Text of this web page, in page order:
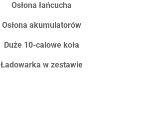
Osłona łańcucha
Osłona akumulatorów
Duże 10-calowe koła
Ładowarka w zestawie